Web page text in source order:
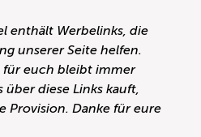
enthält Werbelinks, die
unserer Seite helfen.
für euch bleibt immer
diese Links kauft,
Provision. Danke für eure